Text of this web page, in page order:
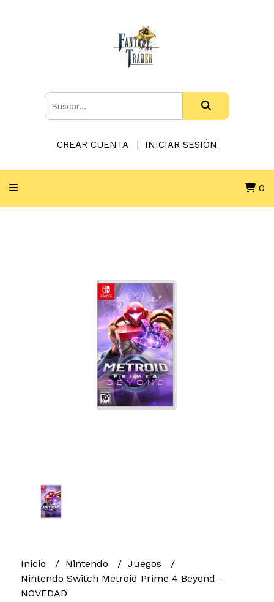
CREAR CUENTA INICIAR SESIÓN
0
Inicio Nintendo
Juegos
Nintendo Switch Metroid Prime 4 Beyond -
NOVEDAD